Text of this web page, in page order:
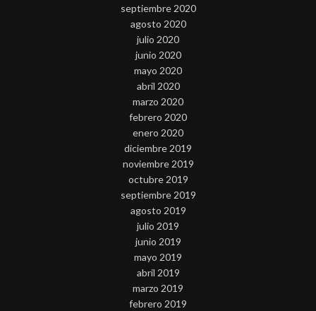
septiembre 2020
agosto 2020
julio 2020
junio 2020
mayo 2020
abril 2020
marzo 2020
febrero 2020
enero 2020
diciembre 2019
noviembre 2019
octubre 2019
septiembre 2019
agosto 2019
julio 2019
junio 2019
mayo 2019
abril 2019
marzo 2019
febrero 2019